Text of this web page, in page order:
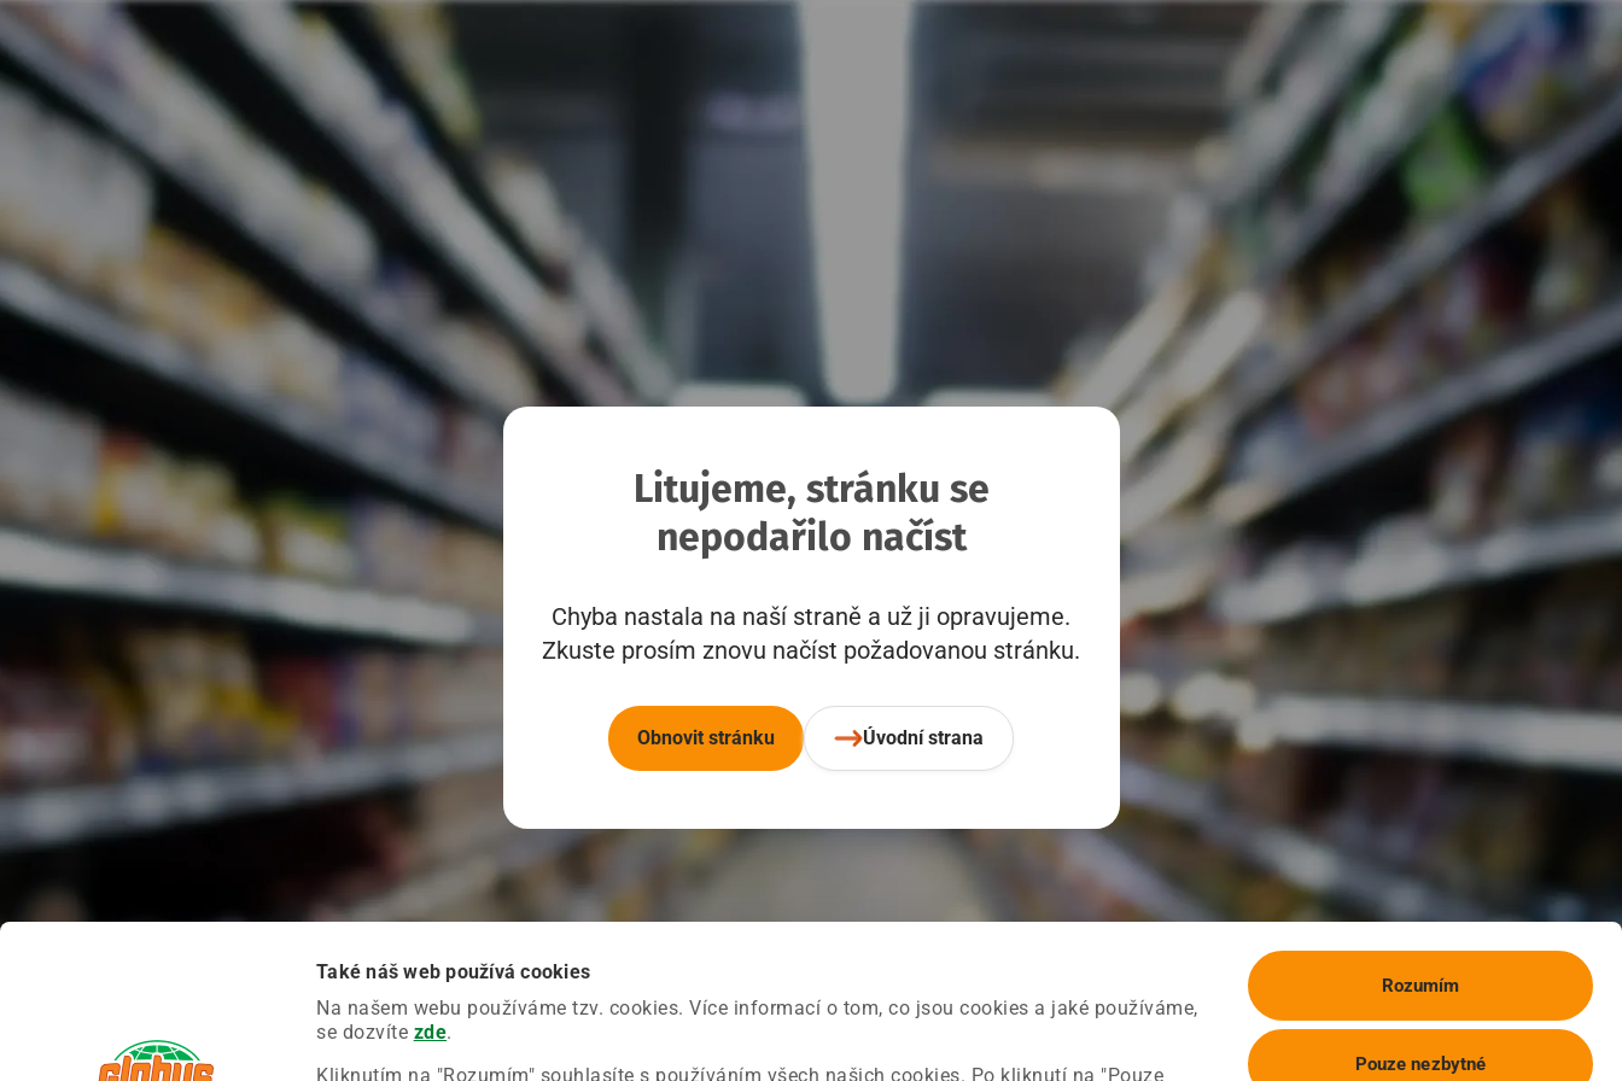
Také náš web používá cookies
Na našem webu používáme tzv. cookies. Více informací o tom, co jsou cookies a jaké používáme,
se dozvíte zde.
Kliknutím na "Rozumím" souhlasíte s používáním všech našich cookies. Po kliknutí na "Pouze
Rozumím
Pouze nezbytné
Litujeme, stránku se
nepodařilo načíst
Chyba nastala na naší straně a už ji opravujeme.
Zkuste prosím znovu načíst požadovanou stránku.
Obnovit stránku Úvodní strana